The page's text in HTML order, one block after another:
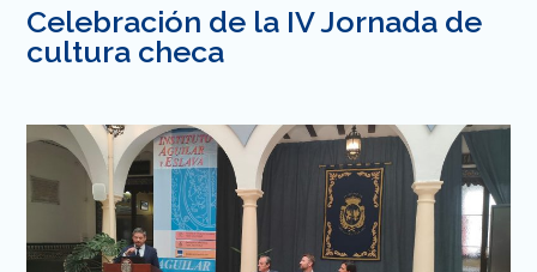
Celebración de la IV Jornada de
cultura checa